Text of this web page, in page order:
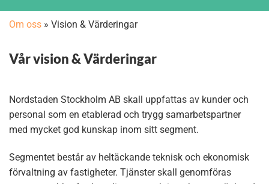
Om oss » Vision & Värderingar
Vår vision & Värderingar
Nordstaden Stockholm AB skall uppfattas av kunder och
personal som en etablerad och trygg samarbetspartner
med mycket god kunskap inom sitt segment.
Segmentet består av heltäckande teknisk och ekonomisk
förvaltning av fastigheter. Tjänster skall genomföras